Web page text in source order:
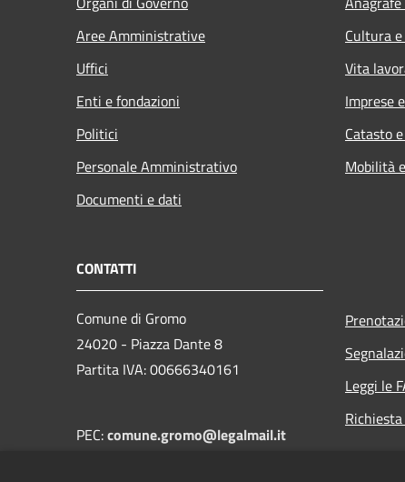
Aree Amministrative
Uffici
Enti e fondazioni
Politici
Personale Amministrativo
Documenti e dati
Cultura
Vita
Imprese
Catasto
Mobilità
CONTATTI
Comune di Gromo
24020 - Piazza Dante 8
Partita IVA: 00666340161
PEC:comune.gromo@legalmail.it
Leggi le